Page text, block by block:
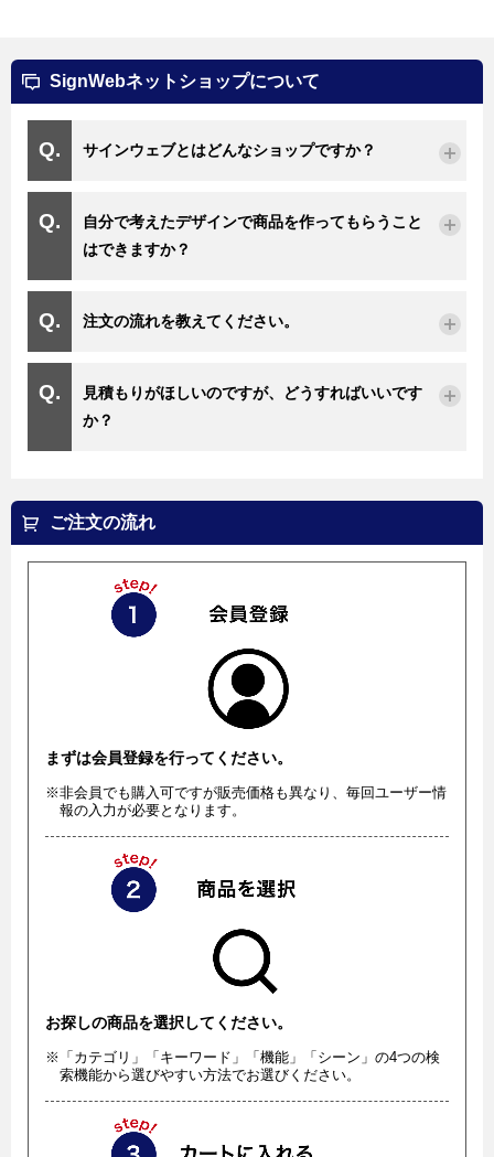
SignWebネットショップについて
サインウェブとはどんなショップですか？
自分で考えたデザインで商品を作ってもらうこと
はできますか？
注文の流れを教えてください。
見積もりがほしいのですが、どうすればいいです
か？
ご注文の流れ
まずは会員登録を行ってください。
※非会員でも購入可ですが販売価格も異なり、毎回ユーザー情
報の入力が必要となります。
お探しの商品を選択してください。
※「カテゴリ」「キーワード」「機能」「シーン」の4つの検
索機能から選びやすい方法でお選びください。